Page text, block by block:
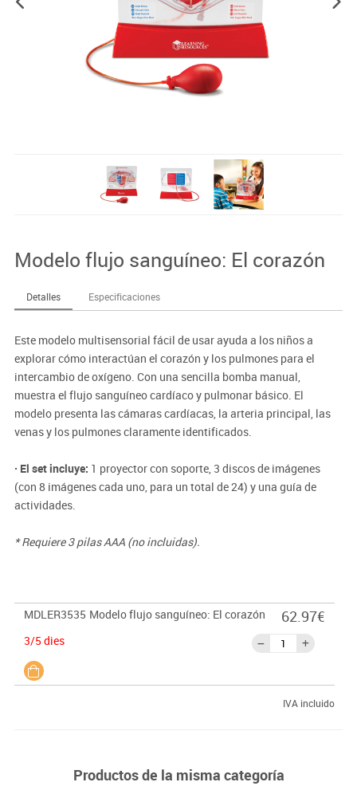
Modelo flujo sanguíneo: El corazón
Detalles Especificaciones
Este modelo multisensorial fácil de usar ayuda a los niños a
explorar cómo interactúan el corazón y los pulmones para el
intercambio de oxígeno. Con una sencilla bomba manual,
muestra el flujo sanguíneo cardíaco y pulmonar básico. El
modelo presenta las cámaras cardíacas, la arteria principal, las
venas y los pulmones claramente identificados.
· El set incluye: 1 proyector con soporte, 3 discos de imágenes
(con 8 imágenes cada uno, para un total de 24) y una guía de
actividades.
* Requiere 3 pilas AAA (no incluidas).
MDLER3535 Modelo flujo sanguíneo: El corazón
3/5 dies
62.97€
IVA incluido
Productos de la misma categoría